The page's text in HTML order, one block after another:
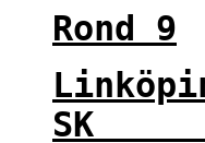
Rond 9
SK